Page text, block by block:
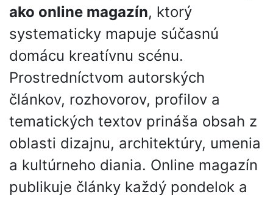
ako online magazín, ktorý
systematicky mapuje súčasnú
domácu kreatívnu scénu.
Prostredníctvom autorských
článkov, rozhovorov, profilov a
tematických textov prináša obsah z
oblasti dizajnu, architektúry, umenia
a kultúrneho diania. Online magazín
publikuje články každý pondelok a